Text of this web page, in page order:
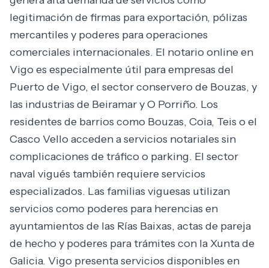
legitimación de firmas para exportación, pólizas
mercantiles y poderes para operaciones
comerciales internacionales. El notario online en
Vigo es especialmente útil para empresas del
Puerto de Vigo, el sector conservero de Bouzas, y
las industrias de Beiramar y O Porriño. Los
residentes de barrios como Bouzas, Coia, Teis o el
Casco Vello acceden a servicios notariales sin
complicaciones de tráfico o parking. El sector
naval vigués también requiere servicios
especializados. Las familias viguesas utilizan
servicios como poderes para herencias en
ayuntamientos de las Rías Baixas, actas de pareja
de hecho y poderes para trámites con la Xunta de
Galicia. Vigo presenta servicios disponibles en